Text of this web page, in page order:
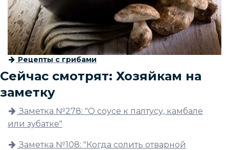
Рецепты с грибами
Сейчас смотрят: Хозяйкам на
заметку
Заметка №278: "О соусе к палтусу, камбале
или зубатке"
Заметка №108: "Когда солить отварной